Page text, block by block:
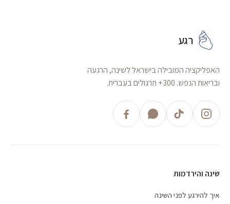
רגע
האפליקציה המובילה בישראל לשינה, הרגעה
ובריאות הנפש. 300+ תרגולים בעברית.
שינה והירדמות
איך להירגע לפני השינה